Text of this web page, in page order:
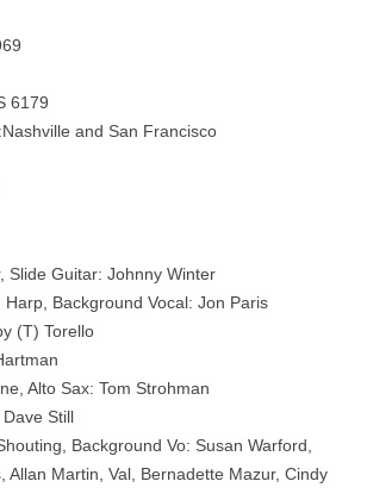
6179
Nashville and San Francisco
Slide Guitar: Johnny Winter
Harp, Background Vocal: Jon Paris
(T) Torello
Alto Sax: Tom Strohman
Dave Still
Background Vo: Susan Warford,
Allan Martin, Val, Bernadette Mazur, Cindy